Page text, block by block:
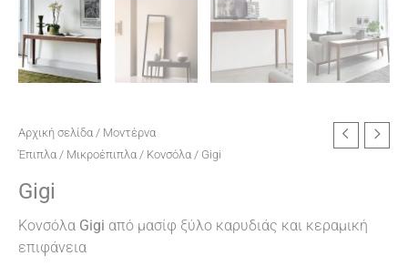
Αρχική σελίδα / Μοντέρνα
Έπιπλα / Μικροέπιπλα / Κονσόλα / Gigi
Gigi
Κονσόλα Gigi από μασίφ ξύλο καρυδιάς και κεραμική
επιφάνεια